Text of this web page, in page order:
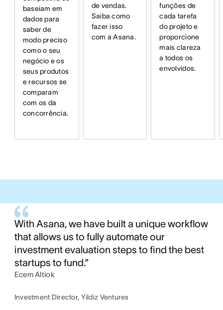
baseiam em
dados para
saber de
modo preciso
como o seu
negócio e os
seus produtos
e recursos se
comparam
com os da
concorrência.
de vendas.
Saiba como
fazer isso
com a Asana.
funções de
cada tarefa
do projeto e
proporcione
mais clareza
a todos os
envolvidos.
With Asana, we have built a unique workflow
that allows us to fully automate our
investment evaluation steps to find the best
startups to fund.”
Ecem Altiok
Investment Director, Yildiz Ventures